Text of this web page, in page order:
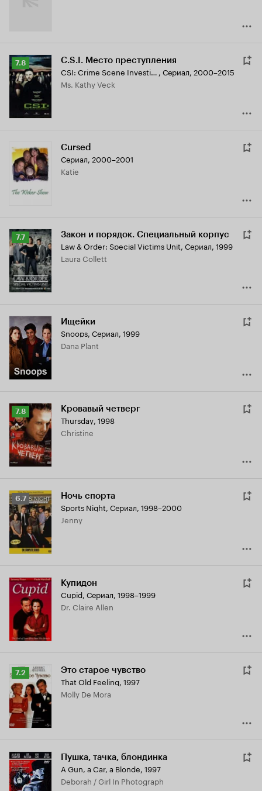
Рейтинг
Кинопоиска
7.8
7.8 C.S.I. Место преступления
CSI: Crime Scene Investigation , Сериал, 2000–2015
Ms. Kathy Veck
Cursed
Сериал, 2000–2001
Katie
Рейтинг
Кинопоиска
7.7
7.7 Закон и порядок. Специальный корпус
Law & Order: Special Victims Unit, Сериал, 1999
Laura Collett
Ищейки
Snoops, Сериал, 1999
Dana Plant
Рейтинг
Кинопоиска
7.8
7.8 Кровавый четверг
Thursday, 1998
Christine
Рейтинг
Кинопоиска
6.7
6.7 Ночь спорта
Sports Night, Сериал, 1998–2000
Jenny
Купидон
Cupid, Сериал, 1998–1999
Dr. Claire Allen
Рейтинг
Кинопоиска
7.2
7.2 Это старое чувство
That Old Feeling, 1997
Molly De Mora
Пушка, тачка, блондинка
A Gun, a Car, a Blonde, 1997
Deborah / Girl In Photograph